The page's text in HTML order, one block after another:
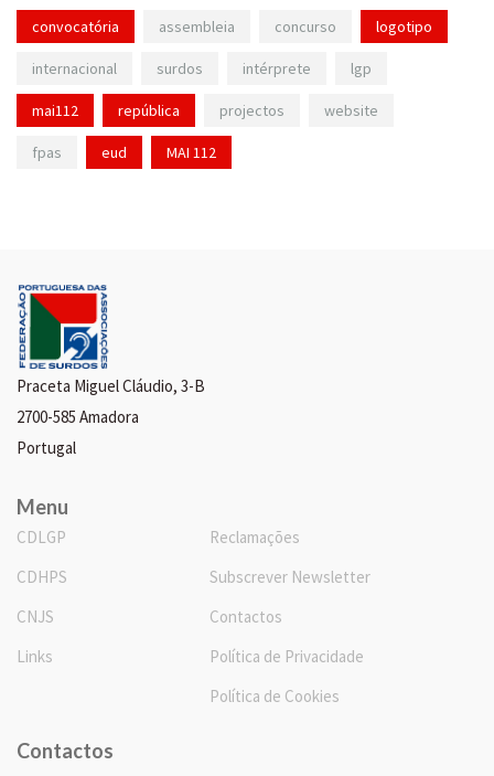
convocatória assembleia concurso logotipo
internacional surdos intérprete lgp
mai112 república projectos website
fpas eud MAI 112
Praceta Miguel Cláudio, 3-B
2700-585 Amadora
Portugal
Menu
CDLGP
CDHPS
CNJS
Links
Reclamações
Subscrever Newsletter
Contactos
Política de Privacidade
Política de Cookies
Contactos